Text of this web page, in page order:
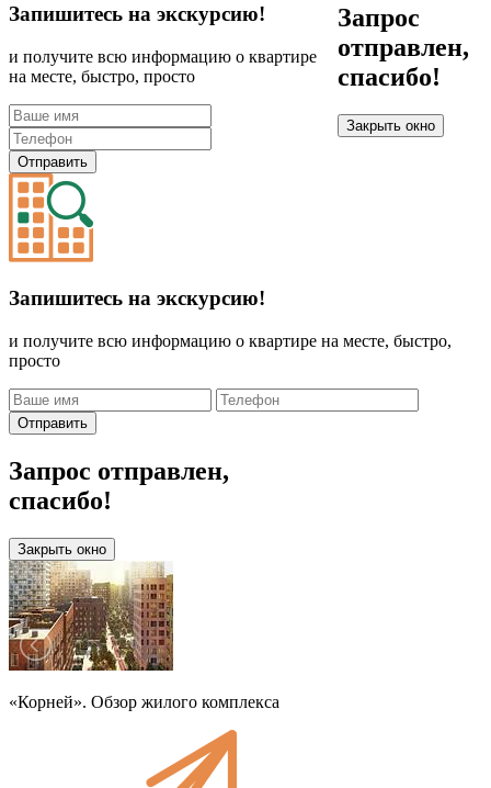
Запишитесь на экскурсию!
и получите всю информацию о квартире
на месте, быстро, просто
Отправить
Запрос
отправлен,
спасибо!
Закрыть окно
Запишитесь на экскурсию!
и получите всю информацию о квартире на месте, быстро,
просто
Отправить
Запрос отправлен,
спасибо!
Закрыть окно
«Корней». Обзор жилого комплекса